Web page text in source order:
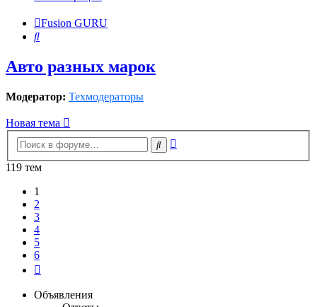
Fusion GURU
Поиск
Авто разных марок
Модератор: Техмодераторы
Новая тема
Поиск
119 тем
1
2
3
4
5
6
Объявления